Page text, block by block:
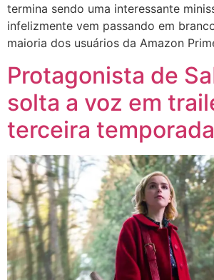
termina sendo uma interessante
infelizmente vem passando em
maioria dos usuários da Amazon
Protagonista de
solta a voz em
terceira temporada